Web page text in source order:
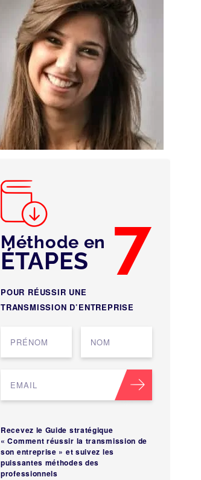
Méthode en 7
ÉTAPES
POUR RÉUSSIR UNE
TRANSMISSION D’ENTREPRISE
Recevez le Guide stratégique
« Comment réussir la transmission de
son entreprise » et suivez les
puissantes méthodes des
professionnels